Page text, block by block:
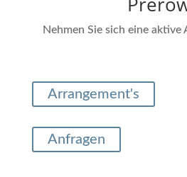
Nehmen Sie sich eine aktive
Arrangement's
Anfragen